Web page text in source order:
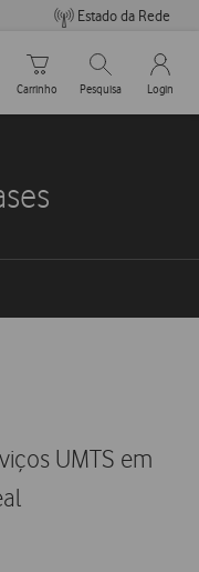
Estado da Rede
Carrinho de compras
Carrinho
Pesquisar
Pesquisa
My
Login
UMTS em